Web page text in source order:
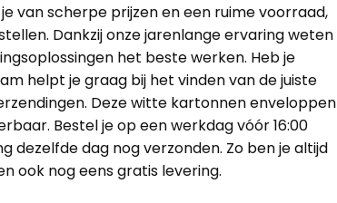
van scherpe prijzen en een ruime voorraad,
Dankzij onze jarenlange ervaring weten
het beste werken. Heb je
helpt je graag bij het vinden van de juiste
Deze witte kartonnen enveloppen
Bestel je op een werkdag vóór 16:00
dezelfde dag nog verzonden. Zo ben je altijd
ook nog eens gratis levering.